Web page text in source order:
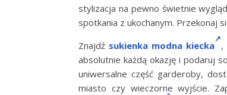
stylizacja na pewno świetnie
spotkania z ukochanym. Przekonaj
Znajdź sukienka modna kiecka ,
absolutnie każdą okazję i podaruj
uniwersalne część garderoby,
miasto czy wieczorne wyjście.